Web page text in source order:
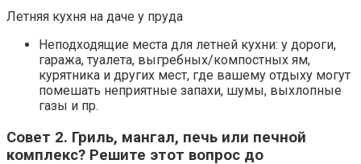
Летняя кухня на даче у пруда
Неподходящие места для летней кухни: у дороги,
гаража, туалета, выгребных/компостных ям,
курятника и других мест, где вашему отдыху могут
помешать неприятные запахи, шумы, выхлопные
газы и пр.
Совет 2. Гриль, мангал, печь или печной
комплекс? Решите этот вопрос до